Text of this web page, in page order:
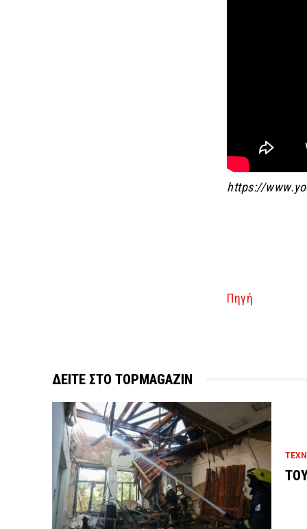
https://www.
Πηγή
ΔΕΙΤΕ ΣΤΟ TOPMAGAZIN